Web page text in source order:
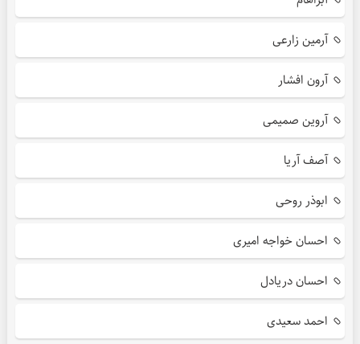
آرمین زارعی
آرون افشار
آروین صمیمی
آصف آریا
ابوذر روحی
احسان خواجه امیری
احسان دریادل
احمد سعیدی